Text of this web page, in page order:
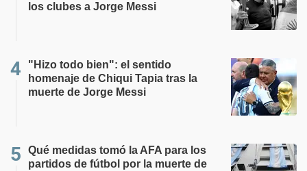
los clubes a Jorge Messi
"Hizo todo bien": el sentido
homenaje de Chiqui Tapia tras la
muerte de Jorge Messi
Qué medidas tomó la AFA para los
partidos de fútbol por la muerte de